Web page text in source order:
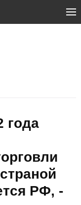
года
РФ, -